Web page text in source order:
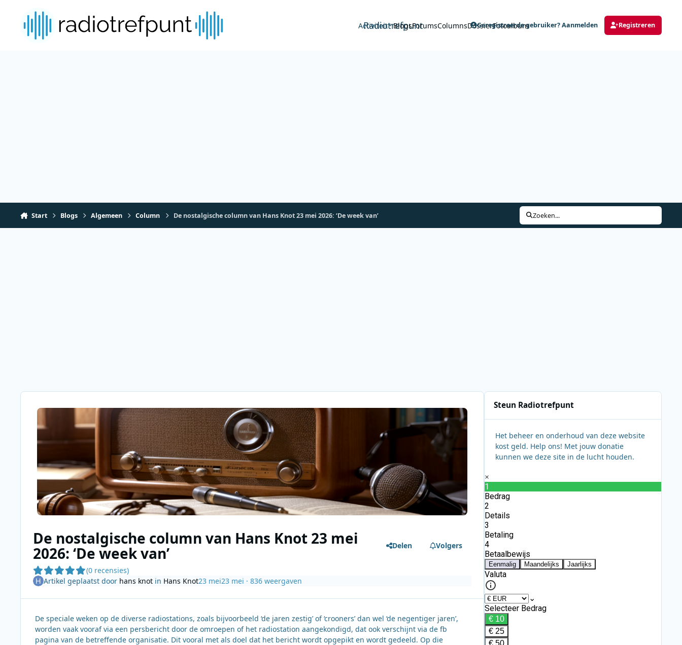
Radiotrefpunt
Activiteit BlogsForumsColumnsDossierFotoalbum
Geregistreerde gebruiker? Aanmelden Registreren
Start Blogs Algemeen Column De nostalgische column van Hans Knot 23 mei 2026: ‘De week van’ Zoeken...
De nostalgische column van Hans Knot 23 mei
2026: ‘De week van’
(0 recensies)
Delen Volgers
Artikel geplaatst door hans knotin Hans Knot23 mei23 mei · 836 weergaven
De speciale weken op de diverse radiostations, zoals bijvoorbeeld ‘de jaren zestig’ of ‘crooners’ dan wel ‘de negentiger jaren’,
worden vaak vooraf via een persbericht door de omroepen of het radiostation aangekondigd, dat ook verschijnt via de fb
pagina van de betreffende organisatie. Dit vooral met als doel dat het bericht wordt opgepikt en wordt gedeeld. Op die
Steun Radiotrefpunt
Het beheer en onderhoud van deze website
kost geld. Help ons! Met jouw donatie
kunnen we deze site in de lucht houden.